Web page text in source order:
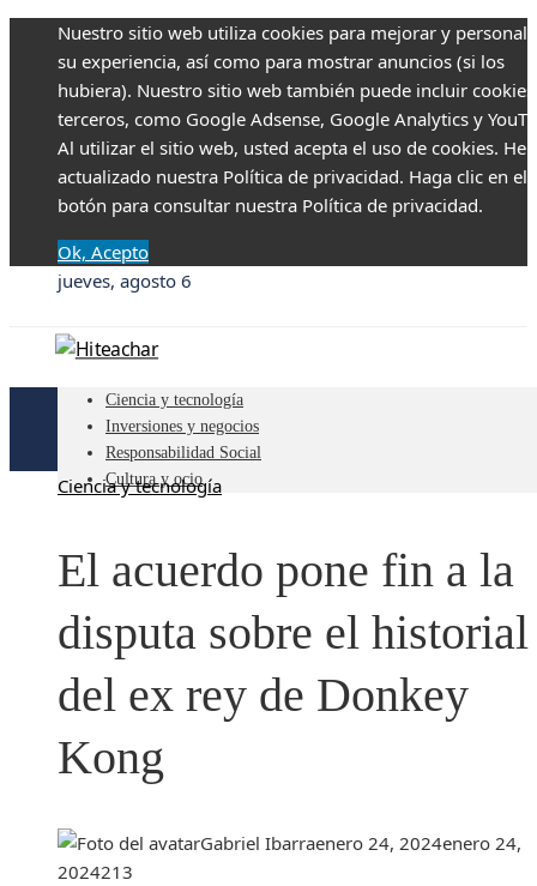
Nuestro sitio web utiliza cookies para mejorar y
su experiencia, así como para mostrar anuncios (si los
hubiera). Nuestro sitio web también puede incluir
terceros, como Google Adsense, Google Analytics y
Al utilizar el sitio web, usted acepta el uso de cookies.
actualizado nuestra Política de privacidad. Haga clic en el
botón para consultar nuestra Política de privacidad.
Ok, Acepto
jueves, agosto 6
Ciencia y tecnología
Inversiones y negocios
Responsabilidad Social
Cultura y ocio
Ciencia y tecnología
El acuerdo pone fin a la
disputa sobre el historial
del ex rey de Donkey
Kong
Gabriel Ibarraenero 24, 2024enero 24,
2024213